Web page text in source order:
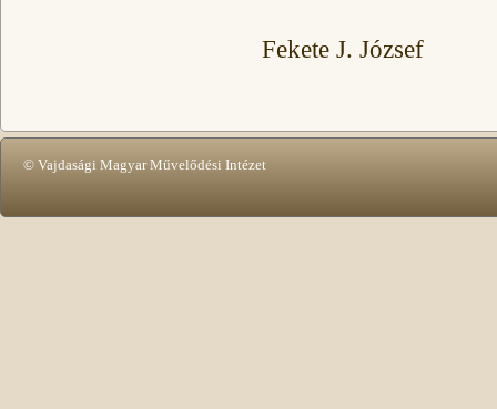
Fekete J. József
© Vajdasági Magyar Művelődési Intézet